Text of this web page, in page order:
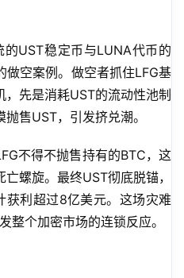
UST稳定币与LUNA代币的
做空案例。做空者抓住LFG基
先是消耗UST的流动性池制
售UST，引发挤兑潮。
不得不抛售持有的BTC，这
螺旋。最终UST彻底脱锚，
获利超过8亿美元。这场灾难
整个加密市场的连锁反应。